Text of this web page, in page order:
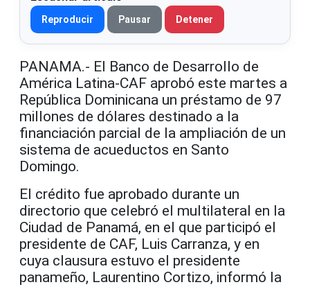
Reproducir Pausar Detener
PANAMA.- El Banco de Desarrollo de
América Latina-CAF aprobó este martes a
República Dominicana un préstamo de 97
millones de dólares destinado a la
financiación parcial de la ampliación de un
sistema de acueductos en Santo
Domingo.
El crédito fue aprobado durante un
directorio que celebró el multilateral en la
Ciudad de Panamá, en el que participó el
presidente de CAF, Luis Carranza, y en
cuya clausura estuvo el presidente
panameño, Laurentino Cortizo, informó la